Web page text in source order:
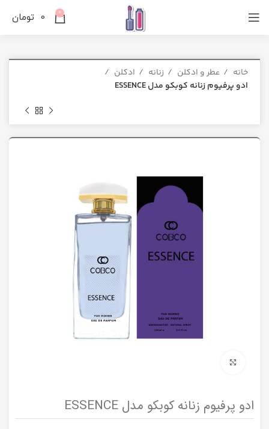
0
0 تومان
خانه عطر و ادکلن زنانه
ادکلن
ادو پرفیوم زنانه کوبکو مدل ESSENCE
ادو پرفیوم زنانه کوبکو مدل ESSENCE